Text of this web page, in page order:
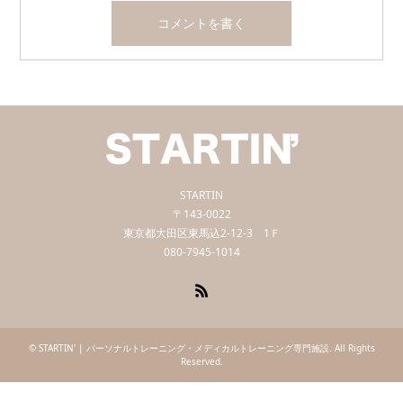
STARTIN
〒143-0022
東京都大田区東馬込2-12-3 1Ｆ
080-7945-1014
© STARTIN' | パーソナルトレーニング・メディカルトレーニング専門施設 . All Rights
Reserved.